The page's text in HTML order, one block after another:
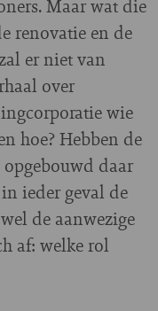
Maar wat die
renovatie en de
er niet van
over
wie
hoe? Hebben de
daar
ieder geval de
de aanwezige
af: welke rol